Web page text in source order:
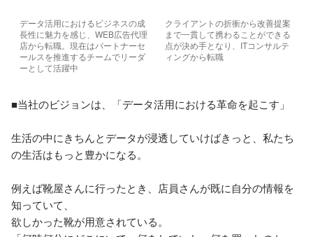
データ活用におけるビジネスの成
長性に魅力を感じ、WEB広告代理
店から転職。現在はパートナーセ
ールスを推進するチームでリーダ
ーとして活躍中
クライアントの折衝から改善提案
まで一貫して携わることができる
点が決め手となり、ITコンサルテ
ィングから転職
■当社のビジョンは、「データ活用における革命を起こす」
生活の中にきちんとデータが浸透していけばきっと、私たち
の生活はもっと豊かになる。
例えば靴屋さんに行ったとき、店員さんが既に自分の情報を
知っていて、
欲しかった靴が用意されている。